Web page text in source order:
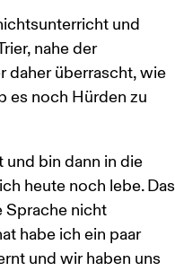
und
nahe der
daher überrascht, wie
es noch Hürden zu
bin dann in die
heute noch lebe. Das
Sprache nicht
habe ich ein paar
und wir haben uns